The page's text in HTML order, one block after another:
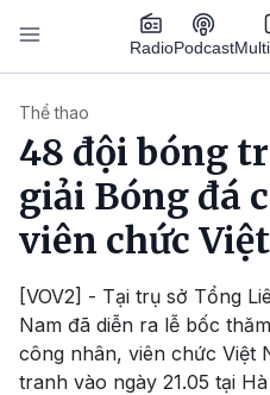
Nhảy đến nội dung
RadioPodcast
Thể thao
48 đội bóng
giải Bóng đá
viên chức
[VOV2] - Tại trụ sở Tổng
Nam đã diễn ra lễ bốc
công nhân, viên chức Việt
tranh vào ngày 21.05 tại